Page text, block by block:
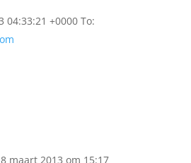
04:33:21 +0000 To:
maart 2013 om 15:17